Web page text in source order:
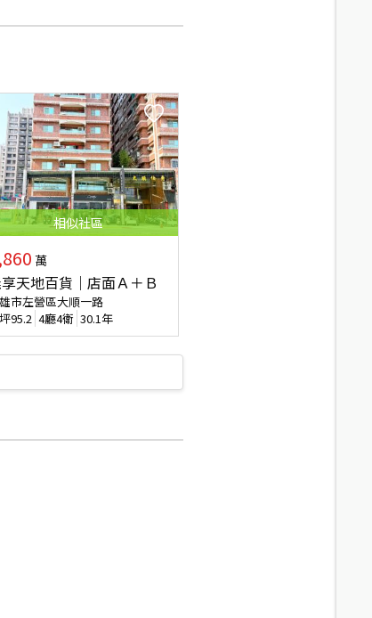
相似社區
萬
天地百貨｜店面Ａ＋Ｂ
市左營區大順一路
95.2 4廳4衛 30.1年